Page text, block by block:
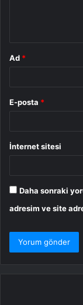
Ad *
E-posta *
İnternet sitesi
Daha sonraki
adresim ve site